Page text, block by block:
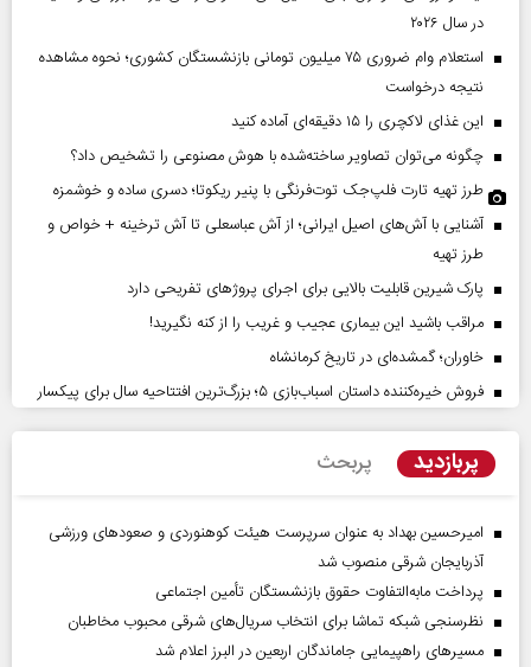
در سال ۲۰۲۶
استعلام وام ضروری ۷۵ میلیون تومانی بازنشستگان کشوری؛ نحوه مشاهده
نتیجه درخواست
این غذای لاکچری را ۱۵ دقیقه‌ای آماده کنید
چگونه می‌توان تصاویر ساخته‌شده با هوش مصنوعی را تشخیص داد؟
طرز تهیه تارت فلپ‌جک توت‌فرنگی با پنیر ریکوتا؛ دسری ساده و خوشمزه
آشنایی با آش‌های اصیل ایرانی؛ از آش عباسعلی تا آش ترخینه + خواص و
طرز تهیه
پارک شیرین قابلیت‌ بالایی برای اجرای پروژهای تفریحی دارد
مراقب باشید این بیماری عجیب و غریب را از کنه نگیرید!
خاوران؛ گمشده‌ای در تاریخ کرمانشاه
فروش خیره‌کننده داستان اسباب‌بازی ۵؛ بزرگ‌ترین افتتاحیه سال برای پیکسار
پربازدید پربحث
امیرحسین بهداد به عنوان سرپرست هیئت کوهنوردی و صعودهای ورزشی
آذربایجان شرقی منصوب شد
پرداخت مابه‌التفاوت حقوق بازنشستگان تأمین اجتماعی
نظرسنجی شبکه تماشا برای انتخاب سریال‌های شرقی محبوب مخاطبان
مسیر‌های راهپیمایی جاماندگان اربعین در البرز اعلام شد